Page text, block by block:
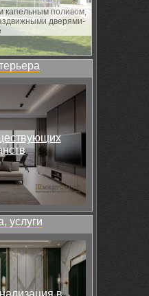
капельным поливом,
дверями-
услуги
в